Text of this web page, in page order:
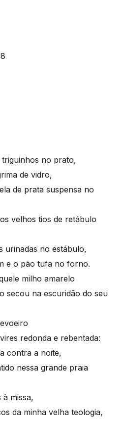
no prato,
de vidro,
de prata suspensa no
velhos tios de retábulo
urinadas no estábulo,
e o pão tufa no forno.
milho amarelo
secou na escuridão do seu
redonda e rebentada:
contra a noite,
nessa grande praia
à missa,
da minha velha teologia,